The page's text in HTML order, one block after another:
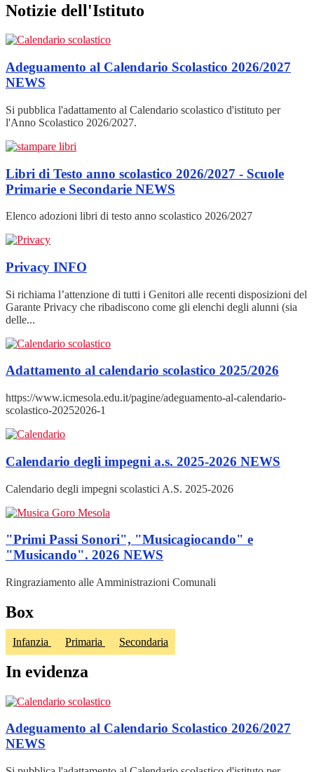
Notizie dell'Istituto
Adeguamento al Calendario Scolastico 2026/2027
NEWS
Si pubblica l'adattamento al Calendario scolastico d'istituto per
l'Anno Scolastico 2026/2027.
Libri di Testo anno scolastico 2026/2027 - Scuole
Primarie e Secondarie NEWS
Elenco adozioni libri di testo anno scolastico 2026/2027
Privacy INFO
Si richiama l’attenzione di tutti i Genitori alle recenti disposizioni del
Garante Privacy che ribadiscono come gli elenchi degli alunni (sia
delle...
Adattamento al calendario scolastico 2025/2026
https://www.icmesola.edu.it/pagine/adeguamento-al-calendario-
scolastico-20252026-1
Calendario degli impegni a.s. 2025-2026 NEWS
Calendario degli impegni scolastici A.S. 2025-2026
"Primi Passi Sonori", "Musicagiocando" e
"Musicando". 2026 NEWS
Ringraziamento alle Amministrazioni Comunali
Box
Infanzia Primaria Secondaria
In evidenza
Adeguamento al Calendario Scolastico 2026/2027
NEWS